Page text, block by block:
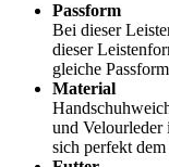
Passform
Bei dieser
dieser
gleiche
Material
und Velourleder
sich perfekt